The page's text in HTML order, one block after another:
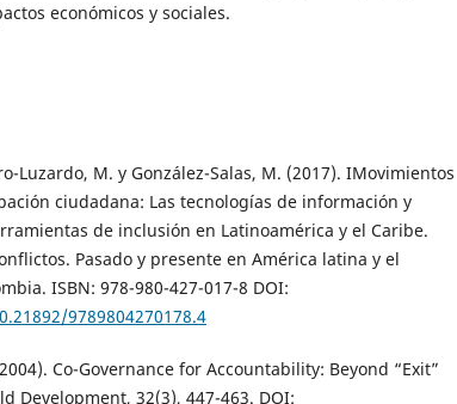
económicos y sociales.
Luzardo, M. y González-Salas, M. (2017). IMovimientos
ciudadana: Las tecnologías de información y
de inclusión en Latinoamérica y el Caribe.
Pasado y presente en América latina y el
ISBN: 978-980-427-017-8 DOI:
9789804270178.4
Co-Governance for Accountability: Beyond “Exit”
Development, 32(3), 447-463. DOI: